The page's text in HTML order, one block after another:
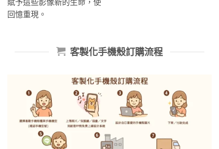
賦予這些影像新的生命，使
回憶重現。
客製化手機殼訂購流程